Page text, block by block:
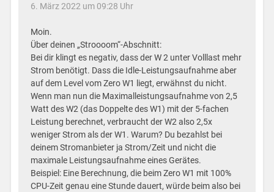
6. März 2022 um 09:28 Uhr
Moin.
Über deinen „Stroooom“-Abschnitt:
Bei dir klingt es negativ, dass der W 2 unter Volllast mehr
Strom benötigt. Dass die Idle-Leistungsaufnahme aber
auf dem Level vom Zero W1 liegt, erwähnst du nicht.
Wenn man nun die Maximalleistungsaufnahme von 2,5
Watt des W2 (das Doppelte des W1) mit der 5-fachen
Leistung berechnet, verbraucht der W2 also 2,5x
weniger Strom als der W1. Warum? Du bezahlst bei
deinem Stromanbieter ja Strom/Zeit und nicht die
maximale Leistungsaufnahme eines Gerätes.
Beispiel: Eine Berechnung, die beim Zero W1 mit 100%
CPU-Zeit genau eine Stunde dauert, würde beim also bei